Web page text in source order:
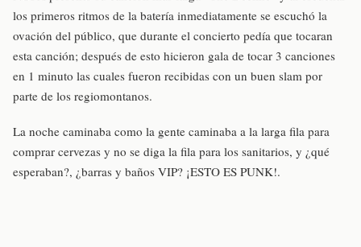
los primeros ritmos de la batería inmediatamente se escuchó la
ovación del público, que durante el concierto pedía que tocaran
esta canción; después de esto hicieron gala de tocar 3 canciones
en 1 minuto las cuales fueron recibidas con un buen slam por
parte de los regiomontanos.
La noche caminaba como la gente caminaba a la larga fila para
comprar cervezas y no se diga la fila para los sanitarios, y ¿qué
esperaban?, ¿barras y baños VIP? ¡ESTO ES PUNK!.